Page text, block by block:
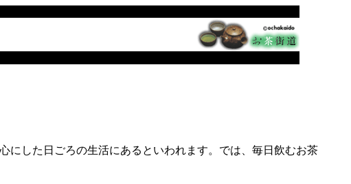
にした日ごろの生活にあるといわれます。では、毎日飲むお茶